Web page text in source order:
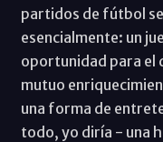
partidos de fútbol
esencialmente: un
oportunidad para el
mutuo
una forma de
todo, yo diría - una